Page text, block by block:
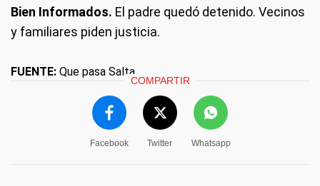
Bien Informados. El padre quedó detenido. Vecinos
y familiares piden justicia.
FUENTE: Que pasa Salta
COMPARTIR
Facebook Twitter Whatsapp